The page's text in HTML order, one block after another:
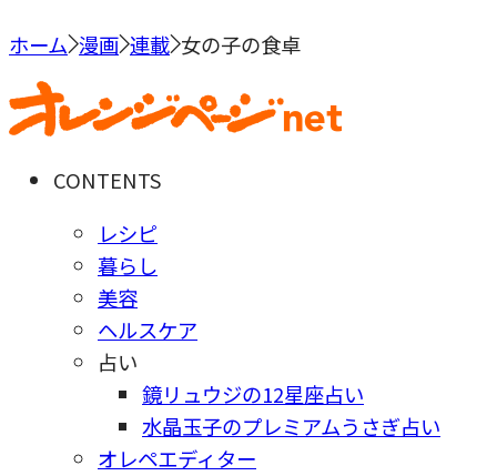
ホーム 漫画 連載 女の子の食卓
CONTENTS
レシピ
暮らし
美容
ヘルスケア
占い
鏡リュウジの12星座占い
水晶玉子のプレミアムうさぎ占い
オレペエディター